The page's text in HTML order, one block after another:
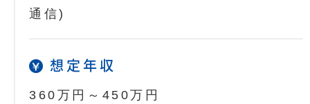
通信)
想定年収
360万円～450万円